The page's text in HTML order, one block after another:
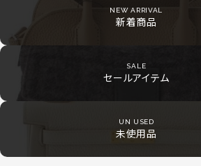
NEW ARRIVAL
新着商品
SALE
セールアイテム
UN USED
未使用品